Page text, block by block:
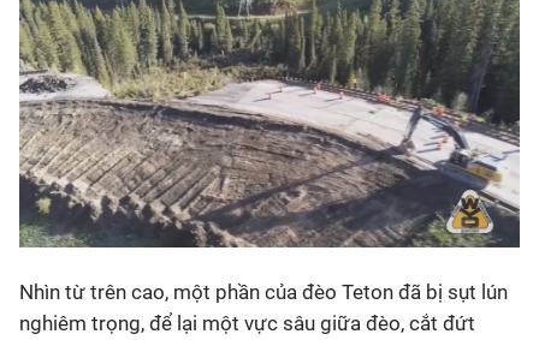
Nhìn từ trên cao, một phần của đèo Teton đã bị sụt lún
nghiêm trọng, để lại một vực sâu giữa đèo, cắt đứt